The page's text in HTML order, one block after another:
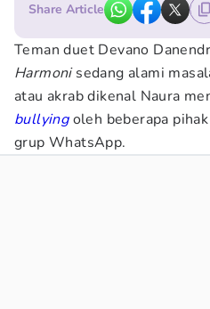
Share Article
Teman duet Devano
Harmonisedang alami
atau akrab dikenal Naura
bullying oleh beberapa
grup WhatsApp.